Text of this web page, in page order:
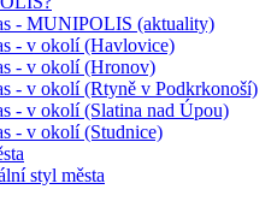
- MUNIPOLIS (aktuality)
- v okolí (Havlovice)
- v okolí (Hronov)
- v okolí (Rtyně v Podkrkonoší)
- v okolí (Slatina nad Úpou)
- v okolí (Studnice)
styl města